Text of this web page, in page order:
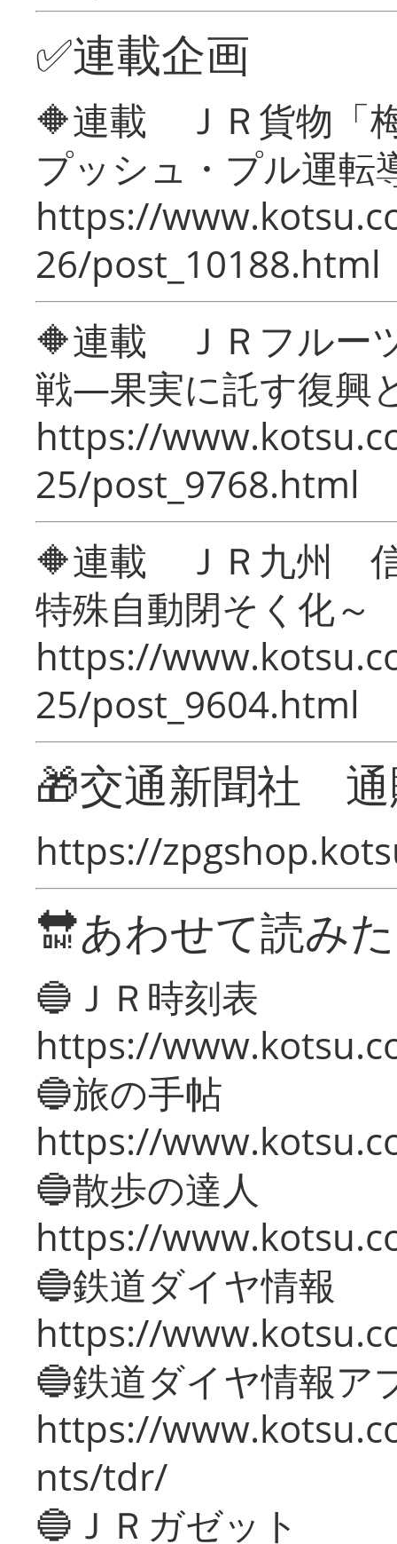
✅連載企画
🔶連載 ＪＲ貨物「
プッシュ・プル運転
https://
26/post_10188.html
🔶連載 ＪＲフルー
戦―果実に託す復興
https://
25/post_9768.html
🔶連載 ＪＲ九州 信
特殊自動閉そく化～
https://
25/post_9604.html
🎁交通新聞社
https://
🔛あわせて読み
🔵ＪＲ時刻表
https://
🔵旅の手帖
https://
🔵散歩の達人
https://
🔵鉄道ダイヤ情報
https://
🔵鉄道ダイヤ情報ア
https://
nts/tdr/
🔵ＪＲガゼット